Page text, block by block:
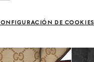
DE COOKIES